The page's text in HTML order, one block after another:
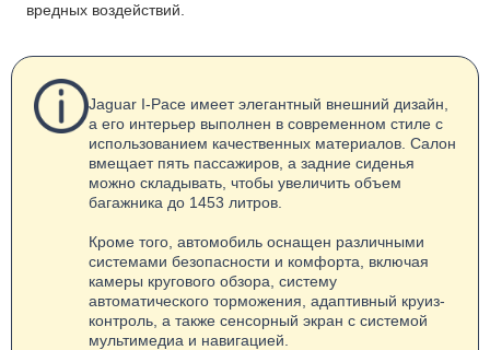
вредных воздействий.
Jaguar I-Pace имеет элегантный внешний дизайн,
а его интерьер выполнен в современном стиле с
использованием качественных материалов. Салон
вмещает пять пассажиров, а задние сиденья
можно складывать, чтобы увеличить объем
багажника до 1453 литров.
Кроме того, автомобиль оснащен различными
системами безопасности и комфорта, включая
камеры кругового обзора, систему
автоматического торможения, адаптивный круиз-
контроль, а также сенсорный экран с системой
мультимедиа и навигацией.